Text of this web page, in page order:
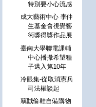
特別要小心流感
成大藝術中心 李仲
生基金會視覺藝
術獎得獎作品展
臺南大學聯電課輔
中心播撒希望種
子邁入第10年
冷眼集-從取消憲兵
司法權談起
竊賊偷鞋自備購物